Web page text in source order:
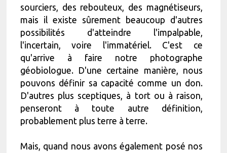
sourciers, des rebouteux, des magnétiseurs,
mais il existe sûrement beaucoup d'autres
possibilités d'atteindre l'impalpable,
l'incertain, voire l'immatériel. C'est ce
qu'arrive à faire notre photographe
géobiologue. D'une certaine manière, nous
pouvons définir sa capacité comme un don.
D'autres plus sceptiques, à tort ou à raison,
penseront à toute autre définition,
probablement plus terre à terre.
Mais, quand nous avons également posé nos